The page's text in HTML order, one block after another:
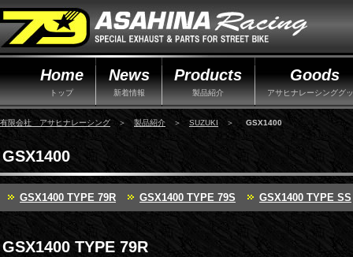
Home
トップ
News
新着情報
Products
製品紹介
Goods
アサヒナレーシンググ
有限会社 アサヒナレーシング ＞ 製品紹介 ＞ SUZUKI ＞ GSX1400
GSX1400
GSX1400 TYPE 79R GSX1400 TYPE 79S GSX1400 TYPE SS
GSX1400 TYPE 79R